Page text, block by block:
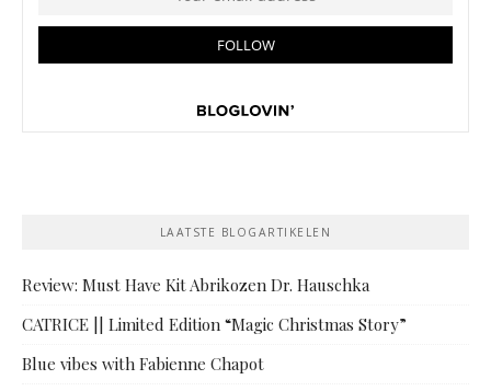
LAATSTE BLOGARTIKELEN
Review: Must Have Kit Abrikozen Dr. Hauschka
CATRICE || Limited Edition “Magic Christmas Story”
Blue vibes with Fabienne Chapot